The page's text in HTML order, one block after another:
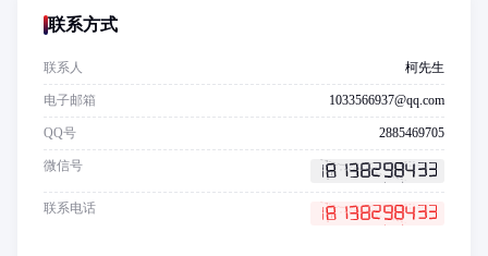
联系方式
联系人 柯先生
电子邮箱 1033566937@qq.com
QQ号 2885469705
微信号
联系电话